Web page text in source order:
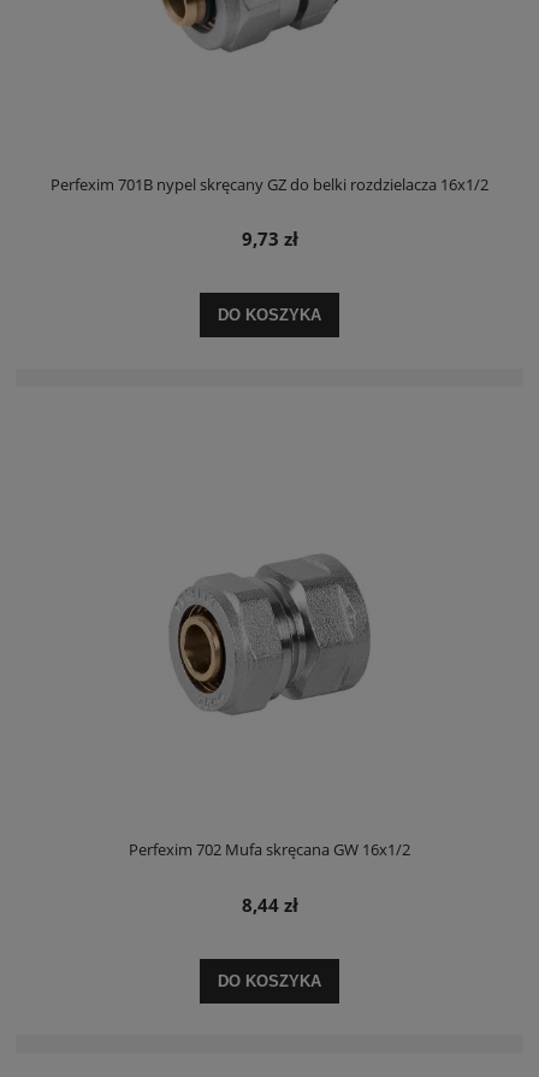
Perfexim 701B nypel skręcany GZ do belki rozdzielacza 16x1/2
9,73 zł
DO KOSZYKA
Perfexim 702 Mufa skręcana GW 16x1/2
8,44 zł
DO KOSZYKA